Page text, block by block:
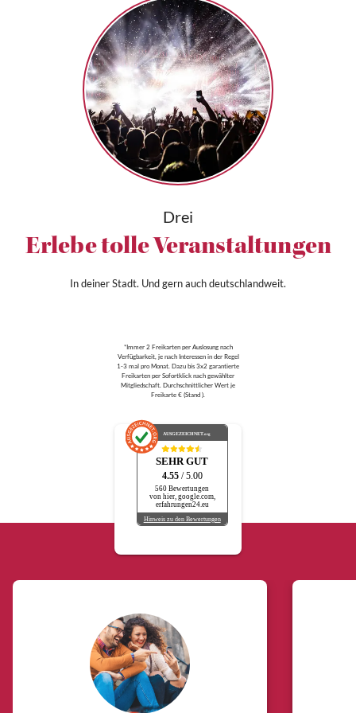
Drei
Erlebe tolle Veranstaltungen
In deiner Stadt. Und gern auch deutschlandweit.
*Immer 2 Freikarten per Auslosung nach
Verfügbarkeit, je nach Interessen in der Regel
1-3 mal pro Monat. Dazu bis 3x2 garantierte
Freikarten per Sofortklick nach gewählter
Mitgliedschaft. Durchschnittlicher Wert je
Freikarte € (Stand ).
AUSGEZEICHNET.org
SEHR GUT
4.55 / 5.00
560 Bewertungen
von hier, google.com,
erfahrungen24.eu
Hinweis zu den Bewertungen